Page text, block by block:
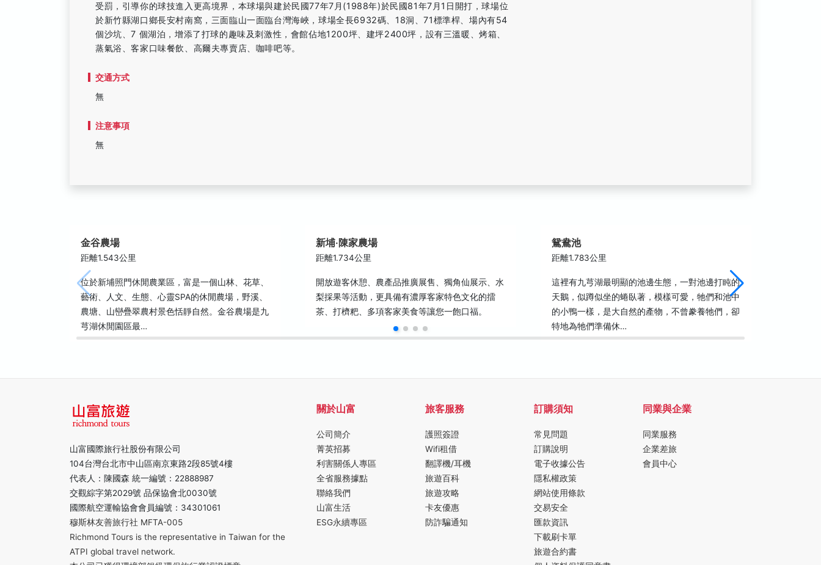
受罰，引導你的球技進入更高境界，本球場與建於民國77年7月(1988年)於民國81年7月1日開打，球場位
於新竹縣湖口鄉長安村南窩，三面臨山一面臨台灣海峽，球場全長6932碼、18洞、71標準桿、場內有54
個沙坑、7 個湖泊，增添了打球的趣味及刺激性，會館佔地1200坪、建坪2400坪，設有三溫暖、烤箱、
蒸氣浴、客家口味餐飲、高爾夫專賣店、咖啡吧等。
交通方式
無
注意事項
無
金谷農場
距離1.543公里
位於新埔照門休閒農業區，富是一個山林、花草、
藝術、人文、生態、心靈SPA的休閒農場，野溪、
農塘、山巒疊翠農村景色恬靜自然。金谷農場是九
芎湖休閒園區最…
新埔‧陳家農場
距離1.734公里
開放遊客休憩、農產品推廣展售、獨角仙展示、水
梨採果等活動，更具備有濃厚客家特色文化的擂
茶、打櫅粑、多項客家美食等讓您一飽口福。
鴛鴦池
距離1.783公里
這裡有九芎湖最明顯的池邊生態，一對池邊打盹的
天鵝，似蹲似坐的蜷臥著，模樣可愛，牠們和池中
的小鴨一樣，是大自然的產物，不曾豢養牠們，卻
特地為牠們準備休…
山富國際旅行社股份有限公司
104台灣台北市中山區南京東路2段85號4樓
代表人：陳國森 統一編號：22888987
交觀綜字第2029號 品保協會北0030號
國際航空運輸協會會員編號：34301061
穆斯林友善旅行社 MFTA-005
Richmond Tours is the representative in Taiwan for the
ATPI global travel network.
關於山富
公司簡介
菁英招募
利害關係人專區
全省服務據點
聯絡我們
山富生活
ESG永續專區
旅客服務
護照簽證
Wifi租借
翻譯機/耳機
旅遊百科
旅遊攻略
卡友優惠
防詐騙通知
訂購須知
常見問題
訂購說明
電子收據公告
隱私權政策
網站使用條款
交易安全
匯款資訊
下載刷卡單
旅遊合約書
同業與企業
同業服務
企業差旅
會員中心